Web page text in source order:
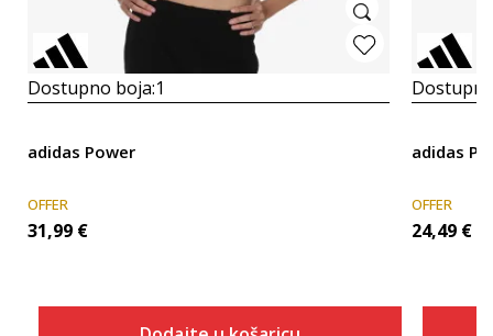
Dostupno boja:1
adidas Power
OFFER
31,99 €
adidas
OFFER
24,49 €